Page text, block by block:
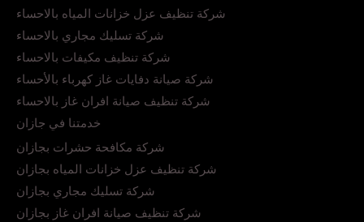
شركة تنظيف عزل خزانات المياه بالاحساء
شركة تسليك مجاري بالاحساء
شركة تنظيف مكيفات بالاحساء
شركة صيانة دفايات غاز كهرباء بالأحساء
شركة تنظيف صيانة افران غاز بالاحساء
خدمتنا في جازان
شركة مكافحة حشرات بجازان
شركة تنظيف عزل خزانات المياه بجازان
شركة تسليك مجاري بجازان
شركة تنظيف صيانة افران غاز بجازان